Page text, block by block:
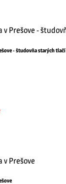
- študovňa starých tlačí